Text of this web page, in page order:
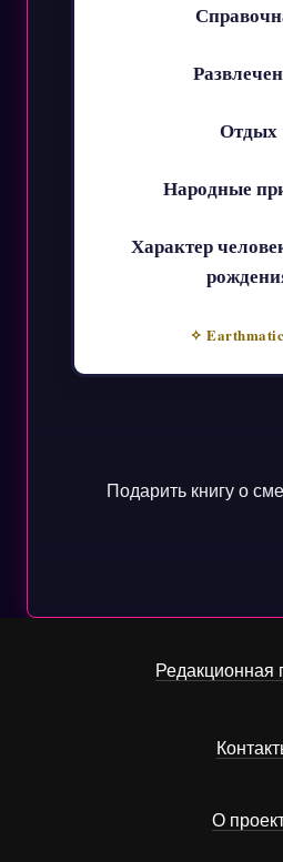
Отдых
Народные
Характер
✧
Подарить книгу о
Редакционная
О